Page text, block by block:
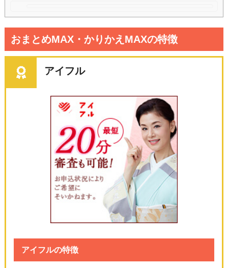
おまとめMAX・かりかえMAXの特徴
アイフル
アイフルの特徴